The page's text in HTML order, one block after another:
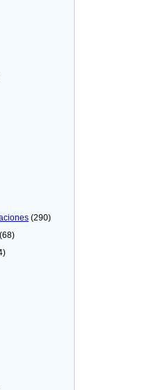
(290)
(68)